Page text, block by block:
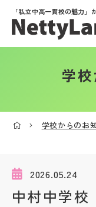
「私立中高一貫校の魅力」
学校選び
学
学校からのお
2026.05.24
中村中学校